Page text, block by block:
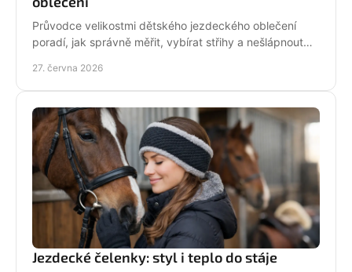
Průvodce velikostmi dětského jezdeckého oblečení
poradí, jak správně měřit, vybírat střihy a nešlápnout
27. června 2026
Jezdecké čelenky: styl i teplo do stáje